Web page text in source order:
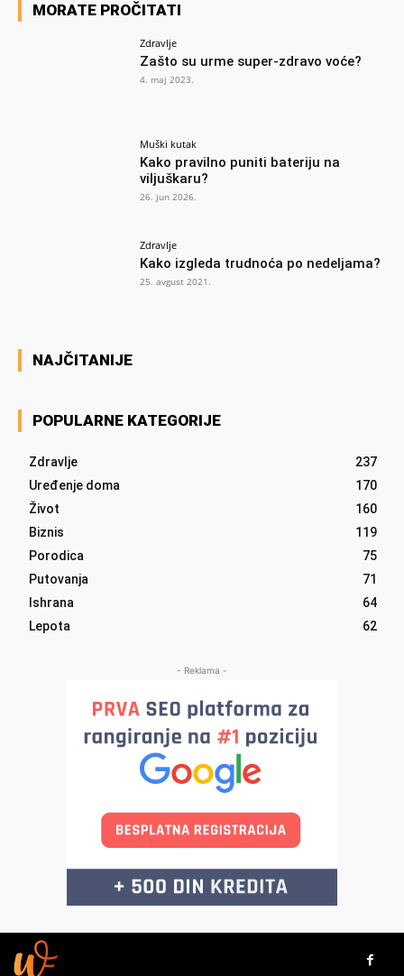
MORATE PROČITATI
Zdravlje
Zašto su urme super-zdravo voće?
4. maj 2023.
Muški kutak
Kako pravilno puniti bateriju na
viljuškaru?
26. jun 2026.
Zdravlje
Kako izgleda trudnoća po nedeljama?
25. avgust 2021.
NAJČITANIJE
POPULARNE KATEGORIJE
Zdravlje
237
Uređenje doma
170
Život
160
Biznis
119
Porodica
75
Putovanja
71
Ishrana
64
Lepota
62
- Reklama -